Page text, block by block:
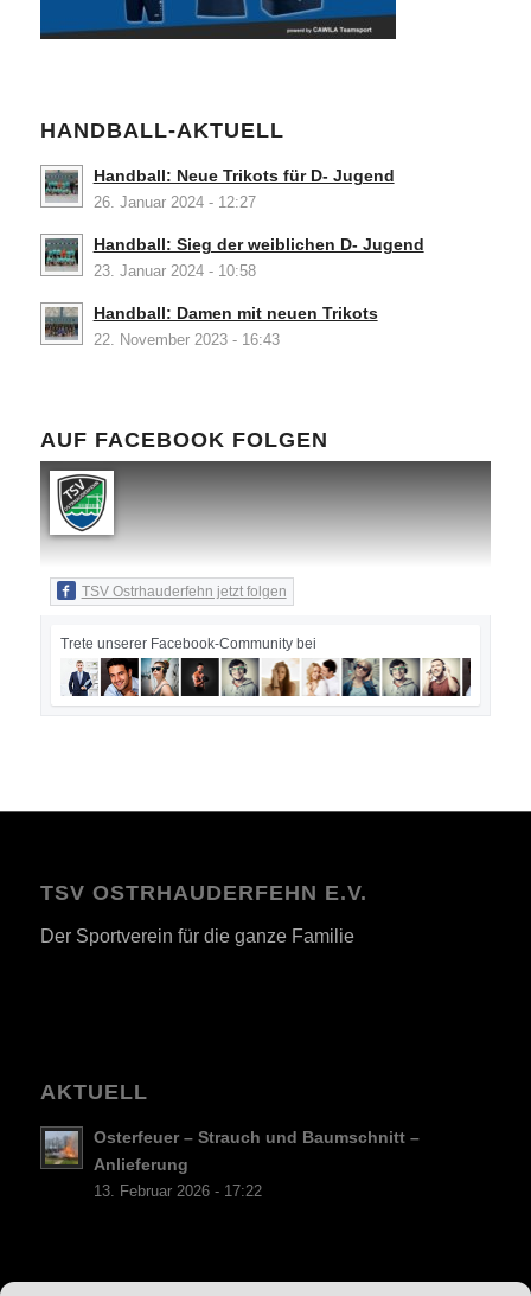
HANDBALL-AKTUELL
Handball: Neue Trikots für D- Jugend
26. Januar 2024 - 12:27
Handball: Sieg der weiblichen D- Jugend
23. Januar 2024 - 10:58
Handball: Damen mit neuen Trikots
22. November 2023 - 16:43
AUF FACEBOOK FOLGEN
TSV Ostrhauderfehn jetzt folgen
Trete unserer Facebook-Community bei
TSV OSTRHAUDERFEHN E.V.
Der Sportverein für die ganze Familie
AKTUELL
Osterfeuer – Strauch und Baumschnitt –
Anlieferung
13. Februar 2026 - 17:22